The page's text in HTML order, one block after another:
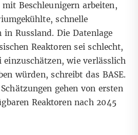
Beschleunigern arbeiten,
schnelle
in Russland. Die Datenlage
Reaktoren sei schlecht,
einzuschätzen, wie verlässlich
würden, schreibt das BASE.
gehen von ersten
Reaktoren nach 2045